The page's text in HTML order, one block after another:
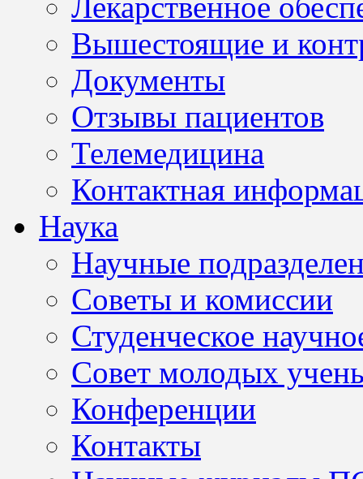
Лекарственное
Вышестоящие и
Документы
Отзывы пациентов
Телемедицина
Контактная
Наука
Научные
Советы и комиссии
Студенческое
Совет молодых
Конференции
Контакты